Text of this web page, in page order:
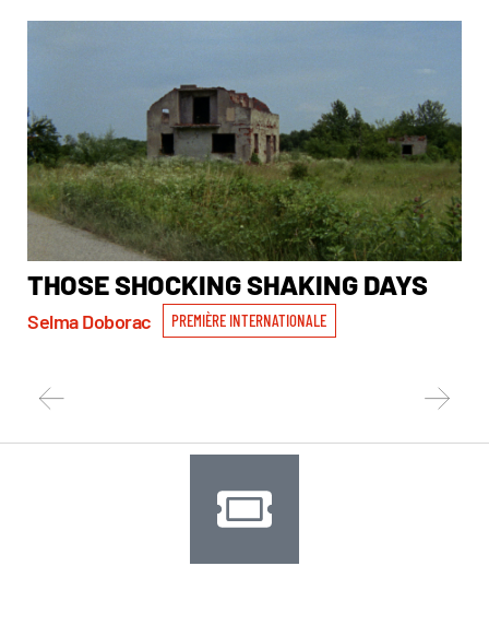
THOSE SHOCKING SHAKING DAYS
Selma Doborac PREMIÈRE INTERNATIONALE